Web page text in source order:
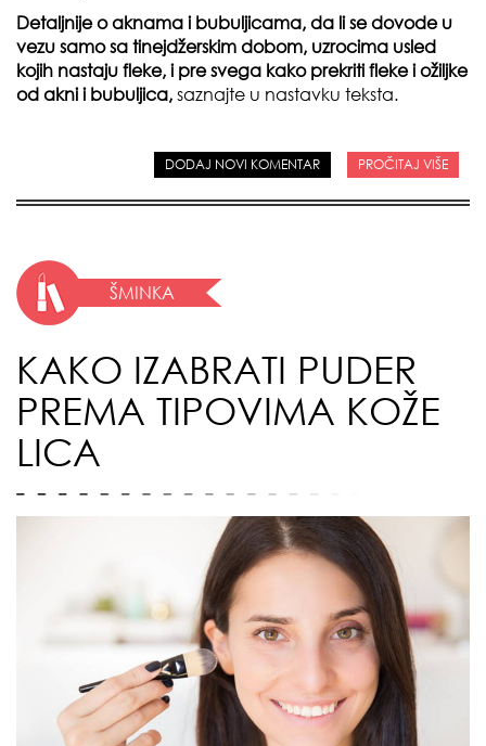
Detaljnije o aknama i bubuljicama, da li se dovode u
vezu samo sa tinejdžerskim dobom, uzrocima usled
kojih nastaju fleke, i pre svega kako prekriti fleke i ožiljke
od akni i bubuljica, saznajte u nastavku teksta.
DODAJ NOVI KOMENTAR PROČITAJ VIŠE
ŠMINKA
KAKO IZABRATI PUDER
PREMA TIPOVIMA KOŽE
LICA